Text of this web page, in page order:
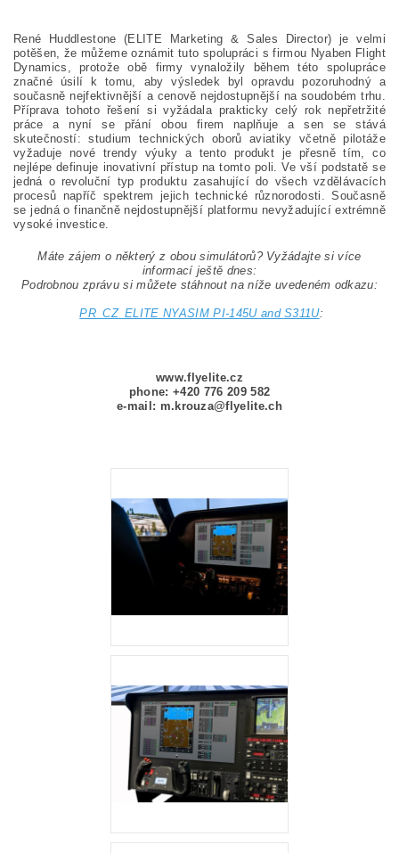
René Huddlestone (ELITE Marketing & Sales Director) je velmi
potěšen, že můžeme oznámit tuto spolupráci s firmou Nyaben Flight
Dynamics, protože obě firmy vynaložily během této spolupráce
značné úsilí k tomu, aby výsledek byl opravdu pozoruhodný a
současně nejfektivnější a cenově nejdostupnější na soudobém trhu.
Příprava tohoto řešení si vyžádala prakticky celý rok nepřetržité
práce a nyní se přání obou firem naplňuje a sen se stává
skutečností: studium technických oborů aviatiky včetně pilotáže
vyžaduje nové trendy výuky a tento produkt je přesně tím, co
nejlépe definuje inovativní přístup na tomto poli. Ve vší podstatě se
jedná o revoluční typ produktu zasahující do všech vzdělávacích
procesů napříč spektrem jejich technické různorodosti. Současně
se jedná o finančně nejdostupnější platformu nevyžadující extrémně
vysoké investice.
Máte zájem o některý z obou simulátorů? Vyžádajte si více
informací ještě dnes:
Podrobnou zprávu si můžete stáhnout na níže uvedeném odkazu:
PR_CZ_ELITE NYASIM PI-145U and S311U:
www.flyelite.cz
phone: +420 776 209 582
e-mail: m.krouza@flyelite.ch